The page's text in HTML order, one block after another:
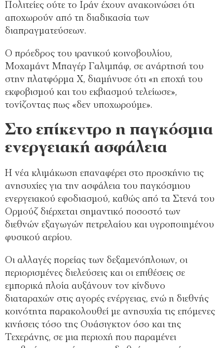
Πολιτείες ούτε το Ιράν έχουν ανακοινώσει ότι
αποχωρούν από τη διαδικασία των
διαπραγματεύσεων.
Ο πρόεδρος του ιρανικού κοινοβουλίου,
Μοχαμάντ Μπαγέρ Γαλιμπάφ, σε ανάρτησή του
στην πλατφόρμα Χ, διαμήνυσε ότι «η εποχή του
εκφοβισμού και του εκβιασμού τελείωσε»,
τονίζοντας πως «δεν υποχωρούμε».
Στο επίκεντρο η παγκόσμια
ενεργειακή ασφάλεια
Η νέα κλιμάκωση επαναφέρει στο προσκήνιο τις
ανησυχίες για την ασφάλεια του παγκόσμιου
ενεργειακού εφοδιασμού, καθώς από τα Στενά του
Ορμούζ διέρχεται σημαντικό ποσοστό των
διεθνών εξαγωγών πετρελαίου και υγροποιημένου
φυσικού αερίου.
Οι αλλαγές πορείας των δεξαμενόπλοιων, οι
περιορισμένες διελεύσεις και οι επιθέσεις σε
εμπορικά πλοία αυξάνουν τον κίνδυνο
διαταραχών στις αγορές ενέργειας, ενώ η διεθνής
κοινότητα παρακολουθεί με ανησυχία τις επόμενες
κινήσεις τόσο της Ουάσιγκτον όσο και της
Τεχεράνης, σε μια περιοχή που παραμένει